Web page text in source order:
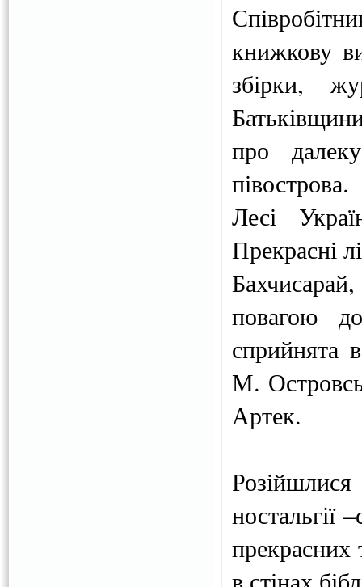
книжкову
збірки,
про
Лесі
Прекрасні
повагою
сприйнята
М.
Артек.
ностальгії
прекрасних